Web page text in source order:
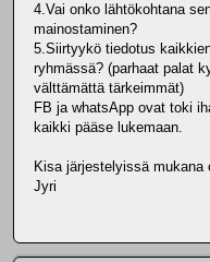
4.Vai onko lähtökohtana
mainostaminen?
5.Siirtyykö tiedotus
ryhmässä? (parhaat palat
välttämättä tärkeimmät)
FB ja whatsApp ovat toki
kaikki pääse lukemaan.
Kisa järjestelyissä
Jyri